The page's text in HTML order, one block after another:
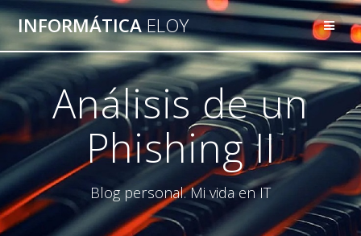
Saltar
al
contenido
INFORMÁTICAELOY
Análisis de un
Phishing II
Blog personal. Mi vida en IT